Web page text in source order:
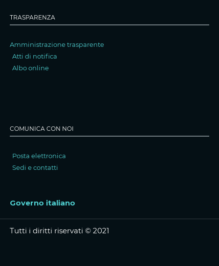
TRASPARENZA
Amministrazione trasparente
Atti di notifica
Albo online
COMUNICA CON NOI
Posta elettronica
Sedi e contatti
Governo italiano
Tutti i diritti riservati © 2021